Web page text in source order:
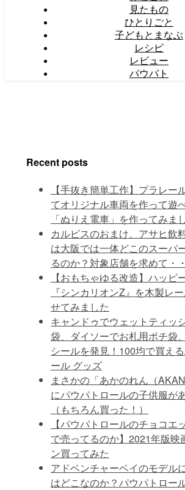
見たもの
ひとりごと
子どもとまなぶ
レシピ
レビュー
パウパト
Recent posts
【手抜き簡単工作】プラレー
てオリジナル車両を作って遊
「ぬりえ電車」を作ってみま
カルピスのおまけ、アサヒ飲
は大阪では一体どこのスーパ
るのか？対象店舗を求めて・
【おもちゃゆる改造】ハッピ
『シンカリオンZ』を木製レ
せてみました
キャンドゥでウェットティッ
袋、ダイソーでお札用ポチ袋
シールを発見！100均で買え
ール グッズ
まさかの「あかのれん（
にパウパトロールの子供服が
（もちろん買った！）
【パウパトロールのチョコエ
で売ってるのか】2021年版映
ン買ってみた
アドベンチャーベイのモデル
はどこなのか？パウパトロー